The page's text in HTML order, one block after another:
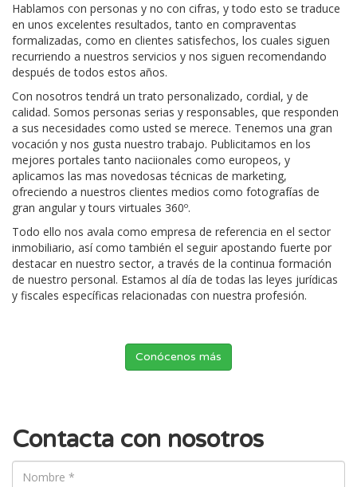
Hablamos con personas y no con cifras, y todo esto se traduce
en unos excelentes resultados, tanto en compraventas
formalizadas, como en clientes satisfechos, los cuales siguen
recurriendo a nuestros servicios y nos siguen recomendando
después de todos estos años.
Con nosotros tendrá un trato personalizado, cordial, y de
calidad. Somos personas serias y responsables, que responden
a sus necesidades como usted se merece. Tenemos una gran
vocación y nos gusta nuestro trabajo. Publicitamos en los
mejores portales tanto naciionales como europeos, y
aplicamos las mas novedosas técnicas de marketing,
ofreciendo a nuestros clientes medios como fotografías de
gran angular y tours virtuales 360º.
Todo ello nos avala como empresa de referencia en el sector
inmobiliario, así como también el seguir apostando fuerte por
destacar en nuestro sector, a través de la continua formación
de nuestro personal. Estamos al día de todas las leyes jurídicas
y fiscales específicas relacionadas con nuestra profesión.
Conócenos más
Contacta con nosotros